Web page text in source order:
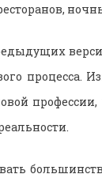
процесса.